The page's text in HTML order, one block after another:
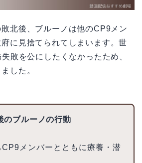
北後、ブルーノは他のCP9メン
に見捨てられてしまいます。世
敗を公にしたくなかったため、
した。
のブルーノの行動
CP9メンバーとともに療養・潜